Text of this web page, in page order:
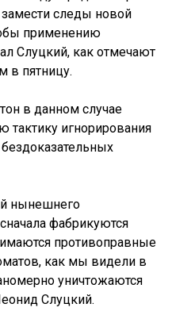
следы новой
применению
Слуцкий, как отмечают
в пятницу.
в данном случае
тактику игнорирования
нынешнего
фабрикуются
противоправные
как мы видели в
уничтожаются
Слуцкий.